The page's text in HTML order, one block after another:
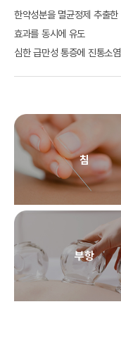
한약성분을 멸균정제 추출
효과를 동시에 유도
심한 급만성 통증에 진통소
침
부항